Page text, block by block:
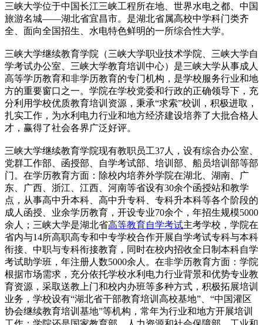
三峡大学位于中国长江三峡工程所在地、世界水电之都、中国
旅游名城——湖北省宜昌市。是湖北省属高校中学科门类齐
全、面向全国招生、水电特色鲜明的一所综合性大学。
三峡大学继续教育学院（三峡大学职业技术学院、三峡大学自
学考试办公室、三峡大学教育培训中心）是三峡大学从事成人
高等学历教育和非学历教育的专门机构，是学校服务行业和地
方的重要窗口之一。学院在学校党委和行政的正确领导下，充
分利用学校优质教育培训资源，秉承“求索”校训，积极进取，
扎实工作，为水利电力行业和地方经济建设培养了大批合格人
才，赢得了社会各界广泛好评。
三峡大学继续教育学院现有教职员工37人，设有综合办公室、
党群工作部、函授部、自学考试部、培训部、船员培训部等部
门。在学历教育方面：除校内培养外学院在湖北、湖南、广
东、广西、浙江、江西、河南等省设有30余个函授站和教学
点，从事高中升本科、高中升专科、专科升本科等各个阶段的
成人函授、业余学历教育，开设专业70余个，年招生规模5000
余人；三峡大学是湖北省高等教育自学考试主考学校，学院在
省内与14所高职高专和中专学校合作开展自学考试专科与本科
衔接、中职与专科衔接教育，同时在校内招收全日制本科自学
考试助学班，年注册人数5000余人。在非学历教育方面：学院
根据市场需求，充分依托学校水利电力行业背景和优势专业教
育资源，采取送教上门和校内办班等多种方式，积极拓展培训
业务，学校设有“湖北省干部教育培训高校基地”、“中国灌区
协会继续教育培训基地”等机构，常年为行业和地方开展培训